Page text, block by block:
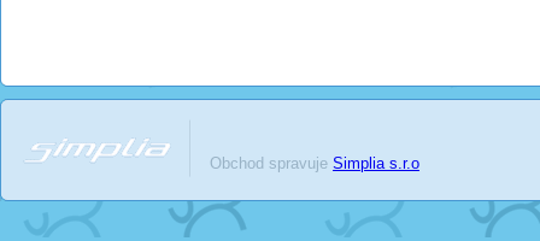
Obchod spravuje Simplia s.r.o